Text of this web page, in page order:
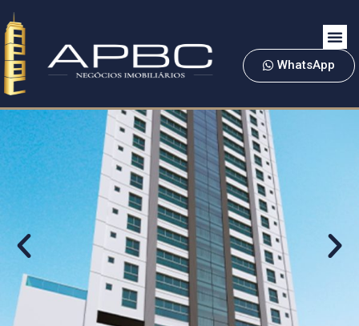
WhatsApp